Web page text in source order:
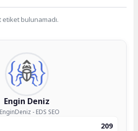
etiket bulunamadı.
Engin Deniz
- EDS SEO
209